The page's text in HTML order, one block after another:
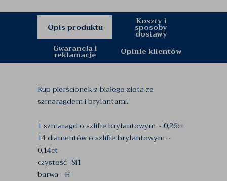
Opis produktu
Koszty i
sposoby
dostawy
Gwarancja i
reklamacje Opinie klientów
Kup pierścionek z białego złota ze
szmaragdem i brylantami.
1 szmaragd o szlifie brylantowym ~ 0,26ct
14 diamentów o szlifie brylantowym ~
0,14ct
czystość -Si1
barwa - H